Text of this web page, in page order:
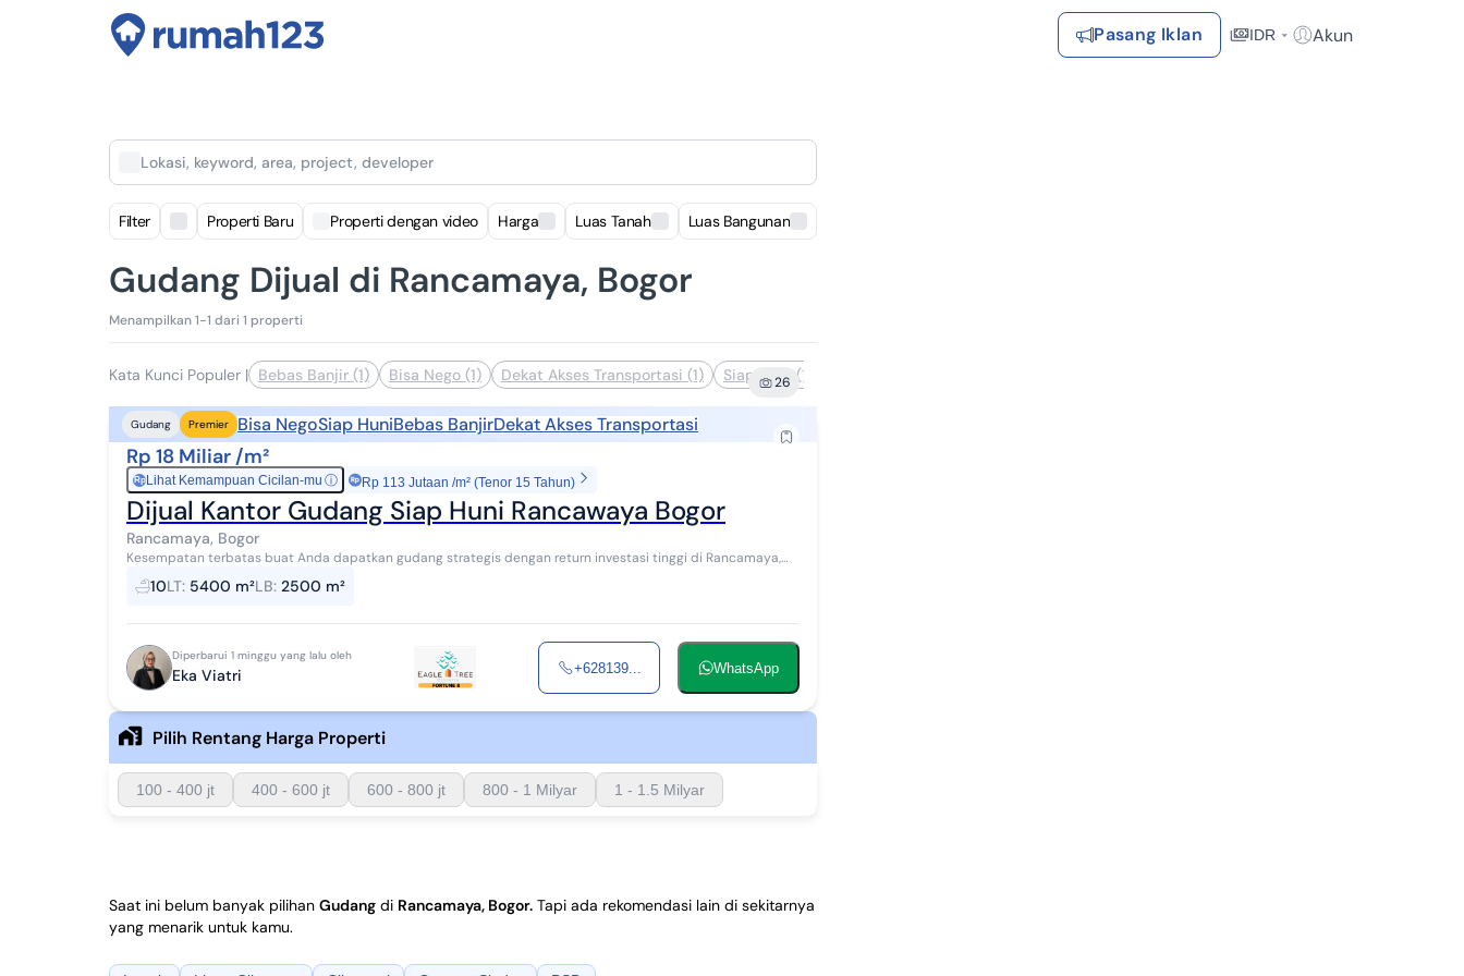
Pasang Iklan IDR Akun
Lokasi, keyword, area, project, developer
Filter Properti Baru Properti dengan video Harga Luas Tanah Luas Bangunan
Gudang Dijual di Rancamaya, Bogor
Menampilkan 1-1 dari 1 properti
Kata Kunci Populer | Bebas Banjir (1) Bisa Nego (1) Dekat Akses Transportasi (1) Siap Huni (1)
26
Gudang Premier Bisa NegoSiap HuniBebas BanjirDekat Akses Transportasi
Rp 18 Miliar /m²
RpLihat Kemampuan Cicilan-mu ⓘ Rp 113 Jutaan /m² (Tenor 15 Tahun)
Dijual Kantor Gudang Siap Huni Rancawaya Bogor
Rancamaya, Bogor
Kesempatan terbatas buat Anda dapatkan gudang strategis dengan return investasi tinggi di Rancamaya,
10LT: 5400 m²LB: 2500 m²
Diperbarui 1 minggu yang lalu oleh
Eka Viatri +628139... WhatsApp
Pilih Rentang Harga Properti
100 - 400 jt 400 - 600 jt 600 - 800 jt 800 - 1 Milyar 1 - 1.5 Milyar
Saat ini belum banyak pilihan Gudang di Rancamaya, Bogor. Tapi ada rekomendasi lain di sekitarnya
yang menarik untuk kamu.